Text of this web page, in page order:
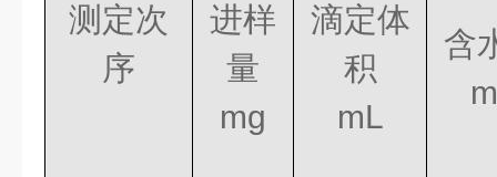
测定次
序
进样
量
mg
滴定体
积
mL
含